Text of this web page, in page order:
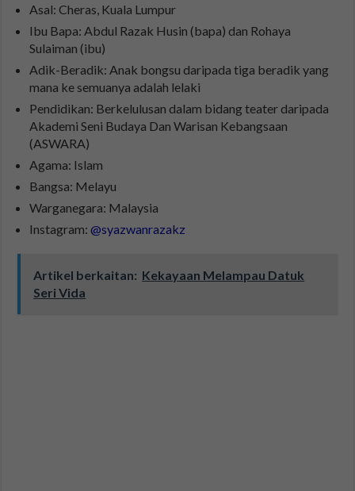
Asal: Cheras, Kuala Lumpur
Ibu Bapa: Abdul Razak Husin (bapa) dan Rohaya
Sulaiman (ibu)
Adik-Beradik: Anak bongsu daripada tiga beradik yang
mana ke semuanya adalah lelaki
Pendidikan: Berkelulusan dalam bidang teater daripada
Akademi Seni Budaya Dan Warisan Kebangsaan
(ASWARA)
Agama: Islam
Bangsa: Melayu
Warganegara: Malaysia
Instagram:@syazwanrazakz
Artikel berkaitan: Kekayaan Melampau Datuk
Seri Vida